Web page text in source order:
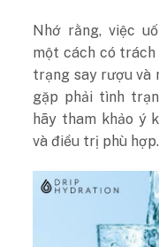
Nhớ rằng, việc
một cách có
trạng say rượu và
gặp phải tình
hãy tham khảo ý
và điều trị phù hợp.